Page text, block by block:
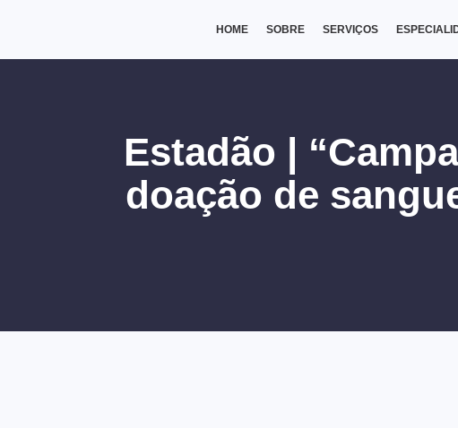
HOME SOBRE SERVIÇOS
Estadão |
doação de